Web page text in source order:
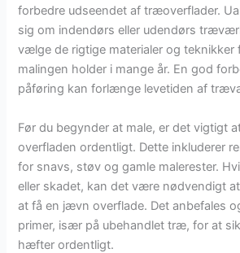
forbedre udseendet af træoverflader.
sig om indendørs eller udendørs
vælge de rigtige materialer og teknikker
malingen holder i mange år. En god
påføring kan forlænge levetiden af
Før du begynder at male, er det vigtigt
overfladen ordentligt. Dette inkluderer
for snavs, støv og gamle malerester.
eller skadet, kan det være nødvendigt
at få en jævn overflade. Det anbefales
primer, især på ubehandlet træ, for at
hæfter ordentligt.